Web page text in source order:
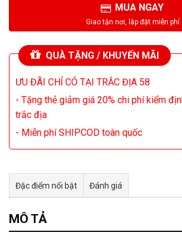
MUA NGAY
QUÀ TẶNG / KHUYẾN MÃI
ƯU ĐÃI CHỈ CÓ TẠI TRẮC ĐỊA 58
- Tặng thẻ giảm giá 20% chi phí kiểm
trắc địa
- Miễn phí SHIPCOD toàn quốc
Đặc điểm nổi bật Đánh giá
Tư vấn & bán hàng qua Facebook
MÔ TẢ